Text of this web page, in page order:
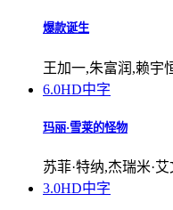
爆款诞生
王加一,朱富润,赖宇
6.0HD中字
玛丽·雪莱的怪物
苏菲·特纳,杰瑞米·
3.0HD中字